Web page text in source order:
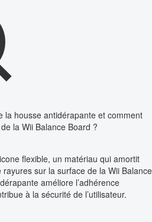
la housse antidérapante et comment
la Wii Balance Board ?
flexible, un matériau qui amortit
sur la surface de la Wii Balance
améliore l’adhérence
à la sécurité de l’utilisateur.